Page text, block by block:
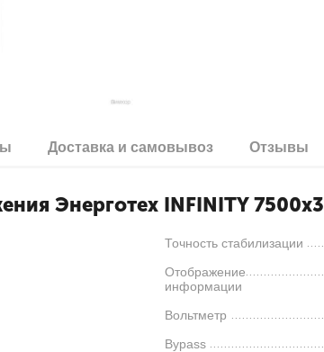
Доставка и самовывоз Отзывы
Энерготех INFINITY 7500х3
Точность стабилизации
Отображение
информации
Вольтметр
Bypass